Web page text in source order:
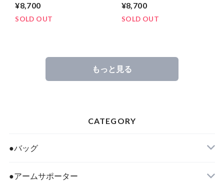
insulin bag【受注予約】★
リバティ アニー★マルチな
¥8,700
SOLD OUT
約】★リバティ リボン
★《マルチな持って嬉しい
¥8,700
SOLD OUT
もっと見る
CATEGORY
●バッグ
●アームサポーター